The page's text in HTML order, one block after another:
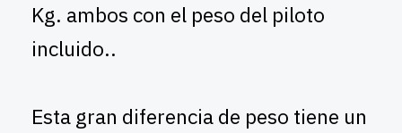
Kg. ambos con el peso del piloto
incluido..
Esta gran diferencia de peso tiene un